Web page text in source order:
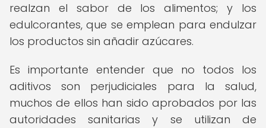
realzan el sabor de los alimentos; y los
edulcorantes, que se emplean para endulzar
los productos sin añadir azúcares.
Es importante entender que no todos los
aditivos son perjudiciales para la salud,
muchos de ellos han sido aprobados por las
autoridades sanitarias y se utilizan de